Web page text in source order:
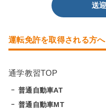
送
運転免許を取得される方へ
通学教習TOP
普通自動車AT
普通自動車MT